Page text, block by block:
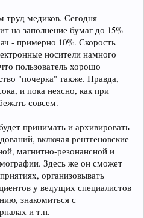
труд медиков. Сегодня
на заполнение бумаг до 15%
- примерно 10%. Скорость
носители намного
пользователь хорошо
"почерка" также. Правда,
и пока неясно, как при
совсем.
принимать и архивировать
включая рентгеновские
магнитно-резонансной и
Здесь же он сможет
организовывать
у ведущих специалистов
знакомиться с
и т.п.